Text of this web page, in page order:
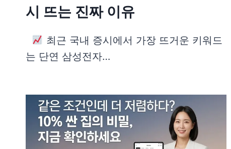
시 뜨는 진짜 이유
최근 국내 증시에서 가장 뜨거운 키워드
는 단연 삼성전자…